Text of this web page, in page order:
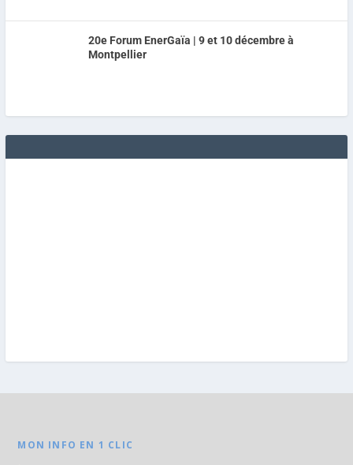
20e Forum EnerGaïa | 9 et 10 décembre à
Montpellier
MON INFO EN 1 CLIC